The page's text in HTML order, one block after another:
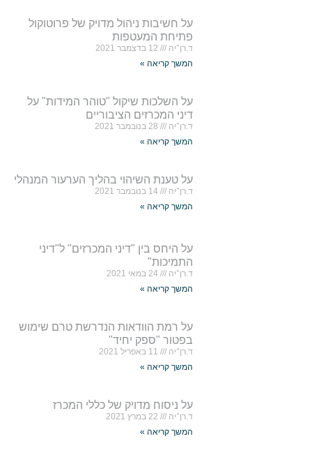
על חשיבות ניהול מדויק של פרוטוקול
פתיחת המעטפות
ד.רן־יה
12 בדצמבר 2021
המשך קריאה »
על השלכות שיקול "טוהר המידות" על
דיני המכרזים הציבוריים
ד.רן־יה
28 בנובמבר 2021
המשך קריאה »
על טענת השיהוי בהליך הערעור המנהלי
ד.רן־יה
14 בנובמבר 2021
המשך קריאה »
על היחס בין "דיני המכרזים" ל"דיני
התמיכות"
ד.רן־יה
24 במאי 2021
המשך קריאה »
על רמת הוודאות הנדרשת טרם שימוש
בפטור "ספק יחיד"
ד.רן־יה
11 באפריל 2021
המשך קריאה »
על ניסוח מדויק של כללי המכרז
ד.רן־יה
22 במרץ 2021
המשך קריאה »